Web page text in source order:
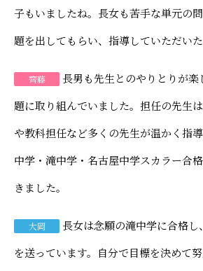
子もいましたね。長女も苦手な単元の
題を出してもらい、指導していただいた
齊藤
長男も先生とのやりとりが
題に取り組んでいました。担任の先生
や教科担任など多くの先生が温かく指
中学・滝中学・名古屋中学スカラー合
きました。
大岡
長女は念願の滝中学に合格
を送っています。自分で目標を決めて